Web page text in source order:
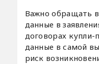
Важно обращать
данные в
договорах
данные в самой
риск